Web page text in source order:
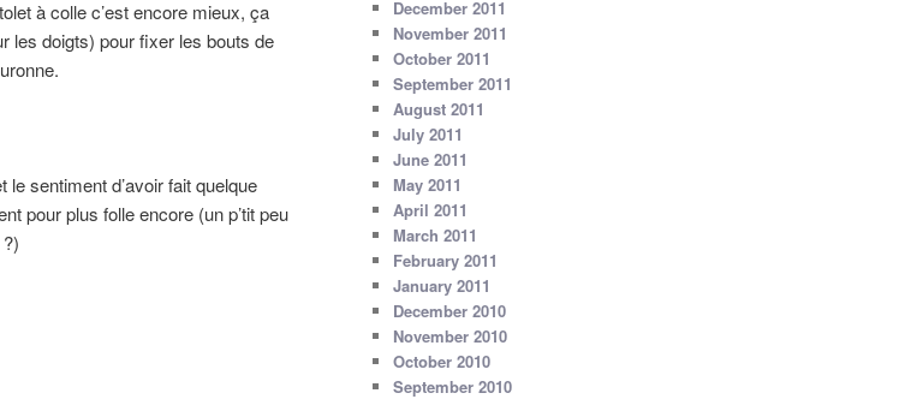
à colle c’est encore mieux, ça
les doigts) pour fixer les bouts de
sentiment d’avoir fait quelque
pour plus folle encore (un p’tit peu
December 2011
November 2011
October 2011
September 2011
August 2011
July 2011
June 2011
May 2011
April 2011
March 2011
February 2011
January 2011
December 2010
November 2010
October 2010
September 2010